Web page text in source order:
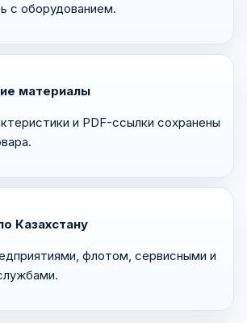
с оборудованием.
материалы
и PDF-ссылки сохранены
Казахстану
флотом, сервисными и